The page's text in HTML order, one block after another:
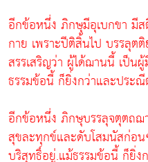
อีกข้อหนึ่ง ภิกษุมีอุเบกขา มี
กาย เพราะปีติสิ้นไป บรรลุ
สรรเสริญว่า ผู้ได้ฌานนี้ เป็น
ธรรมข้อนี้ ก็ยิ่งกว่าและประ
อีกข้อหนึ่ง ภิกษุบรรลุจตุตถฌ
สุขละทุกข์และดับโสมนัสก่อน
บริสุทธิ์อยู่.แม้ธรรมข้อนี้ ก็ยิ่